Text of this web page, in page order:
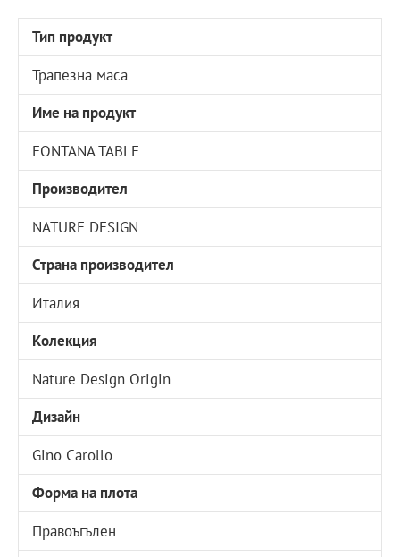
Тип продукт
Трапезна маса
Име на продукт
FONTANA TABLE
Производител
NATURE DESIGN
Страна производител
Италия
Колекция
Nature Design Origin
Дизайн
Gino Carollo
Форма на плота
Правоъгълен